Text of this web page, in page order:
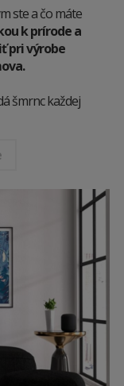
ste a čo máte
k prírode a
pri výrobe
šmrnc každej